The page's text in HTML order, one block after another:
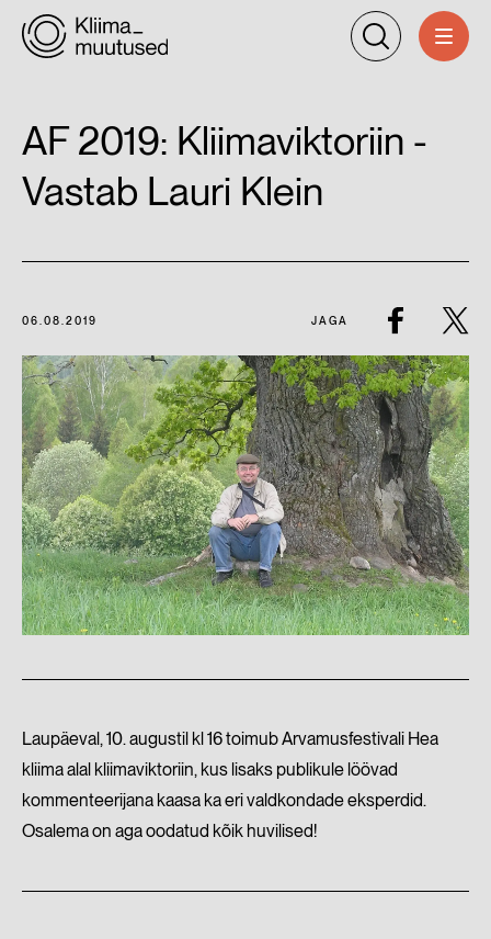
AF 2019: Kliimaviktoriin -
Vastab Lauri Klein
06.08.2019 JAGA
Laupäeval, 10. augustil kl 16 toimub Arvamusfestivali Hea
kliima alal kliimaviktoriin, kus lisaks publikule löövad
kommenteerijana kaasa ka eri valdkondade eksperdid.
Osalema on aga oodatud kõik huvilised!